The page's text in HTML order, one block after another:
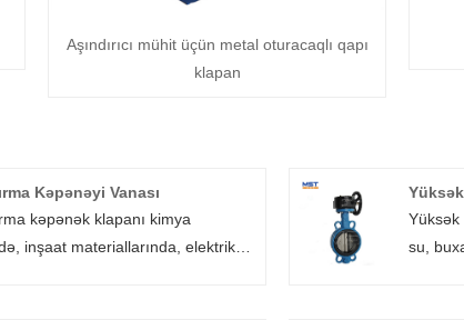
Aşındırıcı mühit üçün metal oturacaqlı qapı
klapan
Kəpənəyi Vanası
kəpənək klapanı kimya
inşaat materiallarında, elektrik
Yüksək
su,